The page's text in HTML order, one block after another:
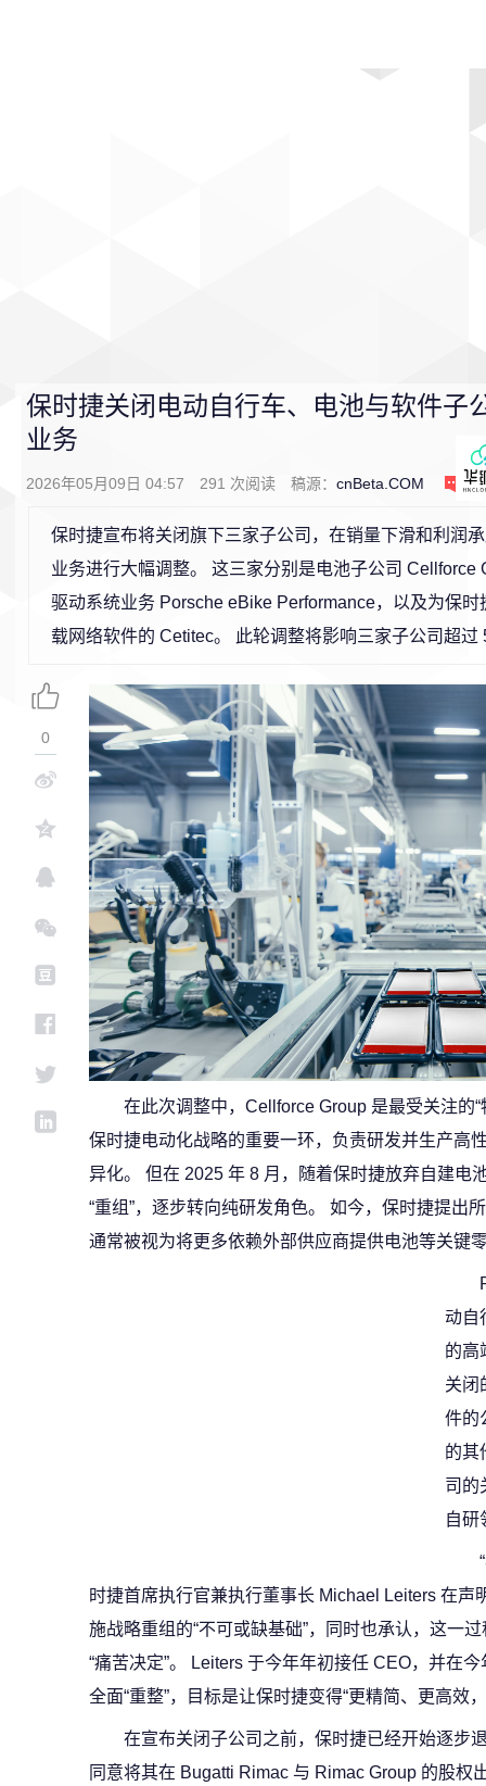
保时捷关闭电动自行车、电池与软件子
业务
2026年05月09日 04:57 291 次阅读 稿源： cnBeta.COM 0
保时捷宣布将关闭旗下三家子公司，在销量下滑和利润
业务进行大幅调整。 这三家分别是电池子公司 Cellforce
驱动系统业务 Porsche eBike Performance，以及为保
载网络软件的 Cetitec。 此轮调整将影响三家子公司超过
在此次调整中，Cellforce Group 是最受关注的
保时捷电动化战略的重要一环，负责研发并生产高
异化。 但在 2025 年 8 月，随着保时捷放弃自建电
“重组”，逐步转向纯研发角色。 如今，保时捷提出
通常被视为将更多依赖外部供应商提供电池等关键
动自
的高
关闭
件的
的其
司的
自研
时捷首席执行官兼执行董事长 Michael Leiters 在
施战略重组的“不可或缺基础”，同时也承认，这一
“痛苦决定”。 Leiters 于今年年初接任 CEO，并在
全面“重整”，目标是让保时捷变得“更精简、更高效
在宣布关闭子公司之前，保时捷已经开始逐步
同意将其在 Bugatti Rimac 与 Rimac Group 的股权
0